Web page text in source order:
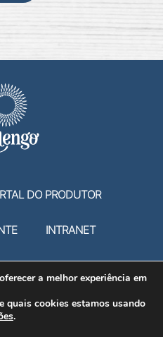
DO PRODUTOR
INTRANET
COM DEFICIÊNCIA.
a melhor experiência em
quais cookies estamos usando
.